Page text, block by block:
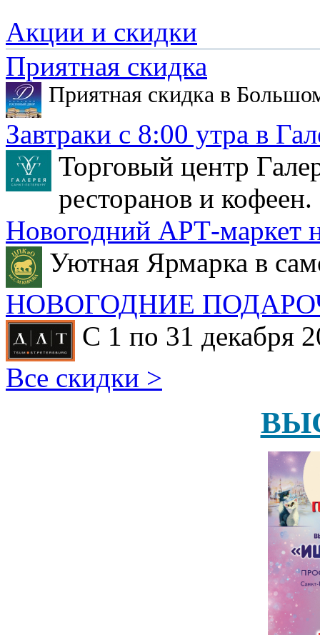
Акции и скидки
Приятная скидка
Приятная скидка в
Завтраки с 8:00 утра в
Торговый центр
ресторанов и кофеен.
Новогодний АРТ-маркет
Уютная Ярмарка в
НОВОГОДНИЕ
С 1 по 31 декабря
Все скидки >